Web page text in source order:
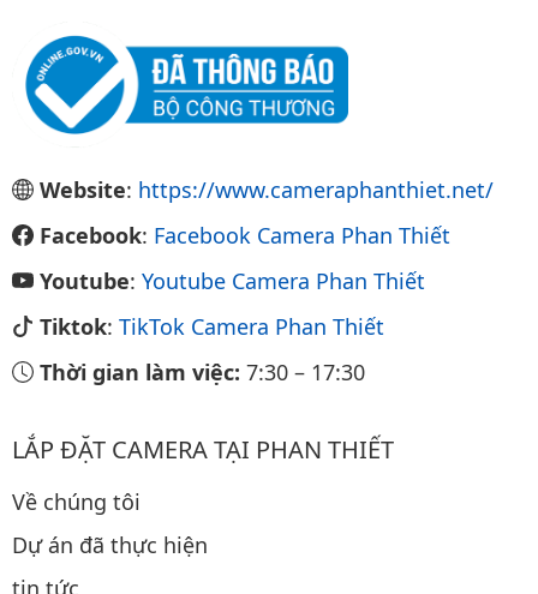
Website: https://www.cameraphanthiet.net/
Facebook: Facebook Camera Phan Thiết
Youtube: Youtube Camera Phan Thiết
Tiktok: TikTok Camera Phan Thiết
Thời gian làm việc: 7:30 – 17:30
LẮP ĐẶT CAMERA TẠI PHAN THIẾT
Về chúng tôi
Dự án đã thực hiện
tin tức